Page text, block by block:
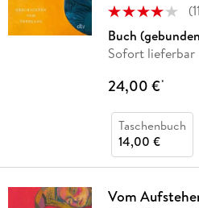
(
Buch
Sofort lieferbar
24,00 €*
Taschenbuch
14,00 €
Vom